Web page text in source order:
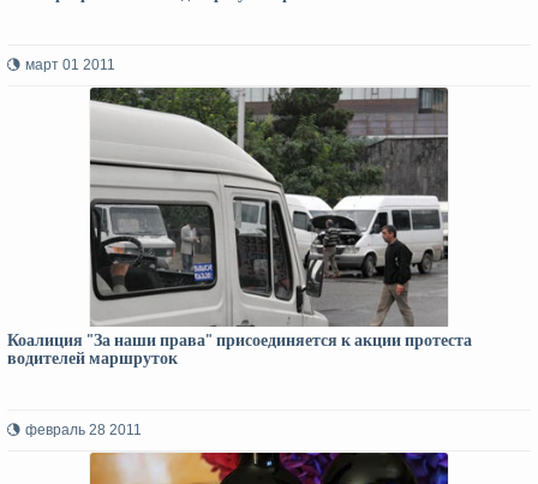
март 01 2011
Коалиция "За наши права" присоединяется к акции протеста
водителей маршруток
февраль 28 2011